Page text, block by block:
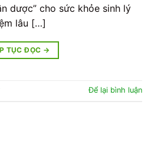
dược” cho sức khỏe sinh lý
lâu […]
TỤC ĐỌC →
Để lại bình luận